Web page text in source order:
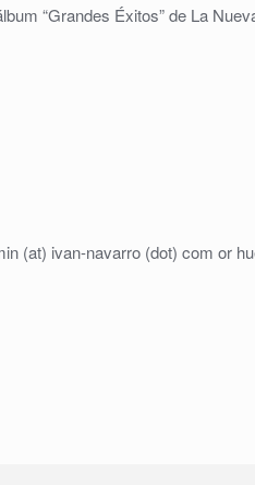
“Grandes Éxitos” de La
(at) ivan-navarro (dot) com or